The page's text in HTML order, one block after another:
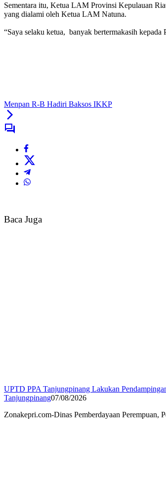
Sementara itu, Ketua LAM Provinsi Kepulauan
yang dialami oleh Ketua LAM Natuna.
“Saya selaku ketua, banyak bertermakasih
Menpan R-B Hadiri Baksos IKKP
Baca Juga
UPTD PPA Tanjungpinang Lakukan
Tanjungpinang07/08/2026
Zonakepri.com-Dinas Pemberdayaan